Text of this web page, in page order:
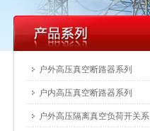
户外高压真空断路器系列
户内高压真空断路器系列
户外高压隔离真空负荷开关系